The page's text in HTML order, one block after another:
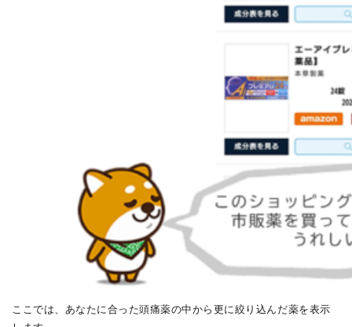
ここでは、あなたに合った頭痛薬の中から更に絞り込んだ薬を表示